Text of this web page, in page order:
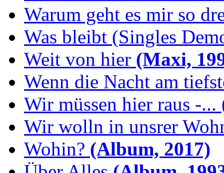
Warum geht es mir so
Was bleibt (Singles
Weit von hier (Maxi,
Wenn die Nacht am
Wir müssen hier raus -...
Wir wolln in unsrer
Wohin? (Album, 2017)